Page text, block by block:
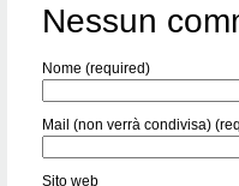
Nessun
Nome (required)
Mail (non verrà condivisa)
Sito web